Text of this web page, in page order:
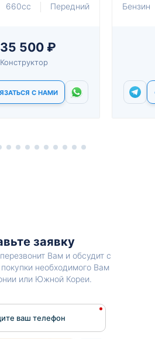
660cc Передний
500 ₽
Конструктор
С НАМИ
Бензин
заявку
Вам и обсудит с
необходимого Вам
или Южной Кореи.
ваш телефон